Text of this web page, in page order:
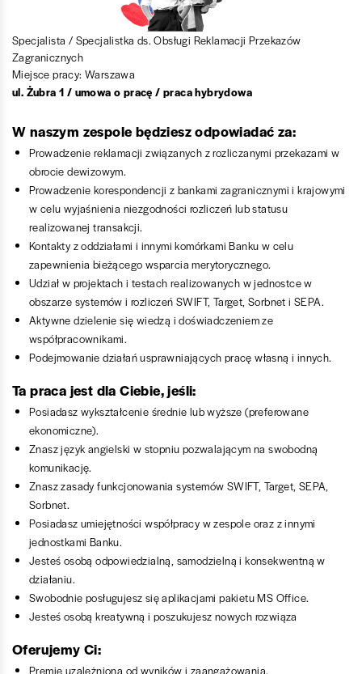
Specjalista / Specjalistka ds. Obsługi Reklamacji Przekazów
Zagranicznych
Miejsce pracy: Warszawa
ul. Żubra 1 / umowa o pracę / praca hybrydowa
W naszym zespole będziesz odpowiadać za:
Prowadzenie reklamacji związanych z rozliczanymi przekazami w
obrocie dewizowym.
Prowadzenie korespondencji z bankami zagranicznymi i krajowymi
w celu wyjaśnienia niezgodności rozliczeń lub statusu
realizowanej transakcji.
Kontakty z oddziałami i innymi komórkami Banku w celu
zapewnienia bieżącego wsparcia merytorycznego.
Udział w projektach i testach realizowanych w jednostce w
obszarze systemów i rozliczeń SWIFT, Target, Sorbnet i SEPA.
Aktywne dzielenie się wiedzą i doświadczeniem ze
współpracownikami.
Podejmowanie działań usprawniających pracę własną i innych.
Ta praca jest dla Ciebie, jeśli:
Posiadasz wykształcenie średnie lub wyższe (preferowane
ekonomiczne).
Znasz język angielski w stopniu pozwalającym na swobodną
komunikację.
Znasz zasady funkcjonowania systemów SWIFT, Target, SEPA,
Sorbnet.
Posiadasz umiejętności współpracy w zespole oraz z innymi
jednostkami Banku.
Jesteś osobą odpowiedzialną, samodzielną i konsekwentną w
działaniu.
Swobodnie posługujesz się aplikacjami pakietu MS Office.
Jesteś osobą kreatywną i poszukujesz nowych rozwiąza
Oferujemy Ci:
Premię uzależnioną od wyników i zaangażowania.